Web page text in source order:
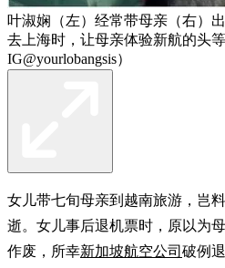
叶淑娴（左）经常带母亲（右）
去上海时，让母亲体验新航的头
IG@yourlobangsis）
女儿带七旬母亲到越南旅游，岂
逝。女儿事后退机票时，原以为
作废，所幸新加坡航空公司 破例